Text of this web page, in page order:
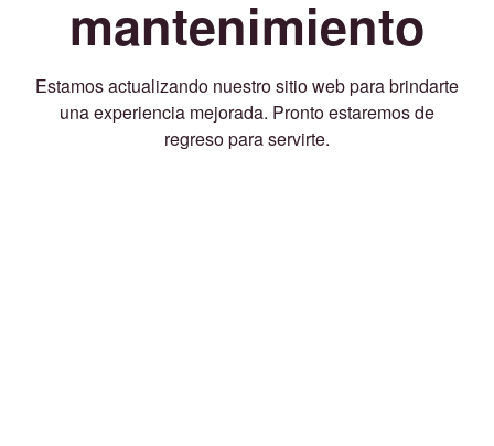
mantenimiento
Estamos actualizando nuestro sitio web para brindarte
una experiencia mejorada. Pronto estaremos de
regreso para servirte.